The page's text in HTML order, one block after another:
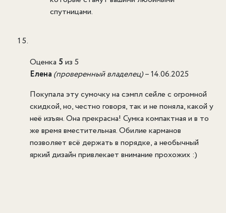
спутницами.
Оценка 5 из 5
Елена (проверенный владелец)–14.06.2025
Покупала эту сумочку на сэмпл сейле с огромной
скидкой, но, честно говоря, так и не поняла, какой у
неё изъян. Она прекрасна! Сумка компактная и в то
же время вместительная. Обилие карманов
позволяет всё держать в порядке, а необычный
яркий дизайн привлекает внимание прохожих :)